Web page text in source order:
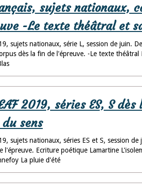
sujets nationaux,
-Le texte théâtral et
sujets nationaux, série L, session de juin.
dès la fin de l'épreuve. -Le texte
2019, séries ES, S
sens
sujets nationaux, séries ES et S, session
l'épreuve. Ecriture poétique Lamartine
La pluie d'été